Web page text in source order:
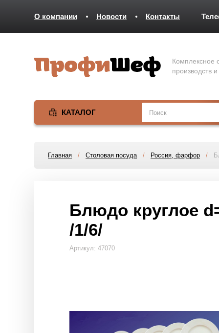
О компании Новости Контакты
Комплексное
производств
КАТАЛОГ
Главная / Столовая посуда/ Россия, фарфор /
Блюдо круглое
/1/6/
Артикул: 47070